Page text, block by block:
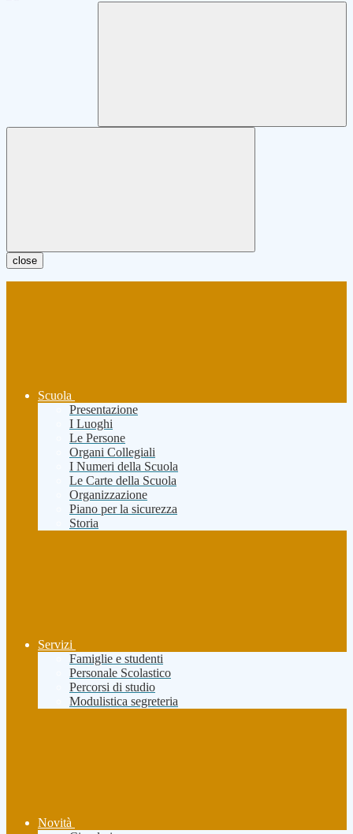
close
Scuola
Presentazione
I Luoghi
Le Persone
Organi Collegiali
I Numeri della Scuola
Le Carte della Scuola
Organizzazione
Piano per la sicurezza
Storia
Servizi
Famiglie e studenti
Personale Scolastico
Percorsi di studio
Modulistica segreteria
Novità